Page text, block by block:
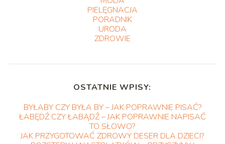
PIELĘGNACJA
PORADNIK
URODA
ZDROWIE
OSTATNIE WPISY:
BYŁABY CZY BYŁA BY – JAK POPRAWNIE PISAĆ?
ŁABĘDŹ CZY ŁABĄDŹ – JAK POPRAWNIE NAPISAĆ
TO SŁOWO?
JAK PRZYGOTOWAĆ ZDROWY DESER DLA DZIECI?